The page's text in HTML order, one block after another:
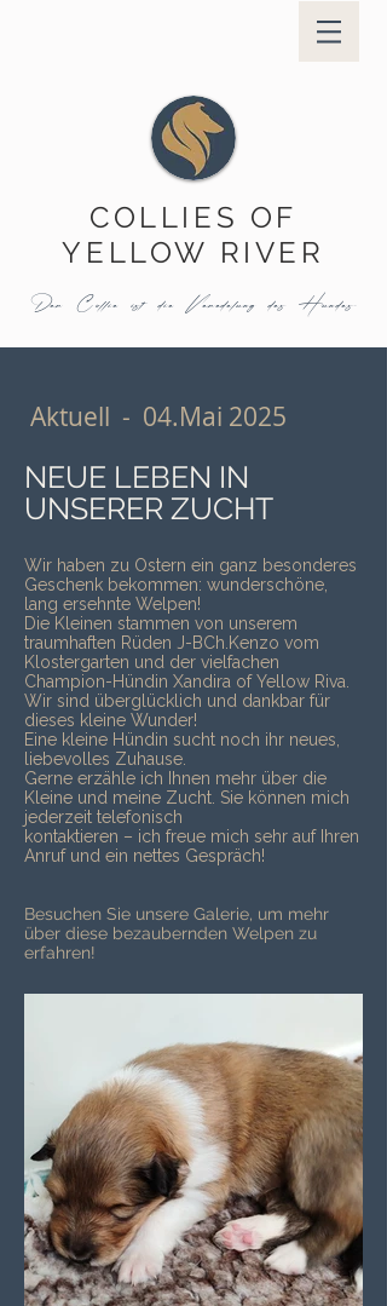
COLLIES OF
YELLOW RIVER
Der Collie ist die Veredelung des Hundes.
Aktuell - 04.Mai 2025
NEUE LEBEN IN
UNSERER ZUCHT
Wir haben zu Ostern ein ganz besonderes
Geschenk bekommen: wunderschöne,
lang ersehnte Welpen!
Die Kleinen stammen von unserem
traumhaften Rüden J-BCh.Kenzo vom
Klostergarten und der vielfachen
Champion-Hündin Xandira of Yellow Riva.
Wir sind überglücklich und dankbar für
dieses kleine Wunder!
Eine kleine Hündin sucht noch ihr neues,
liebevolles Zuhause.
Gerne erzähle ich Ihnen mehr über die
Kleine und meine Zucht. Sie können mich
jederzeit telefonisch
kontaktieren – ich freue mich sehr auf Ihren
Anruf und ein nettes Gespräch!
Besuchen Sie unsere Galerie, um mehr
über diese bezaubernden Welpen zu
erfahren!